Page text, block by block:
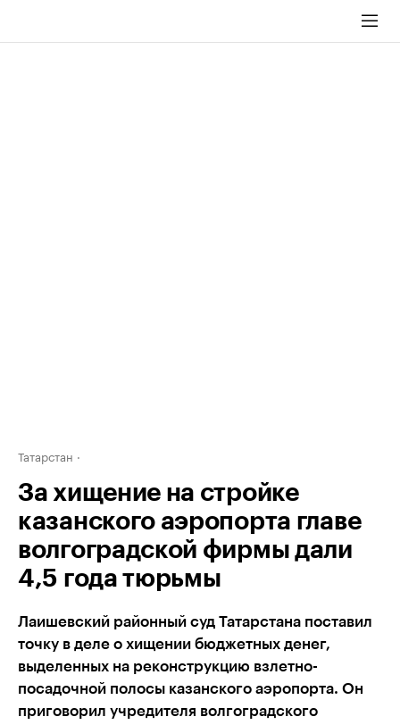
Татарстан
За хищение на стройке
казанского аэропорта главе
волгоградской фирмы дали
4,5 года тюрьмы
Лаишевский районный суд Татарстана поставил
точку в деле о хищении бюджетных денег,
выделенных на реконструкцию взлетно-
посадочной полосы казанского аэропорта. Он
приговорил учредителя волгоградского